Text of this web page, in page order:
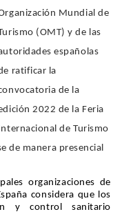
Mundial de
(OMT) y de las
españolas
ratificar la
de la
2022 de la Feria
de Turismo
de manera presencial
organizaciones de
considera que los
y control sanitario